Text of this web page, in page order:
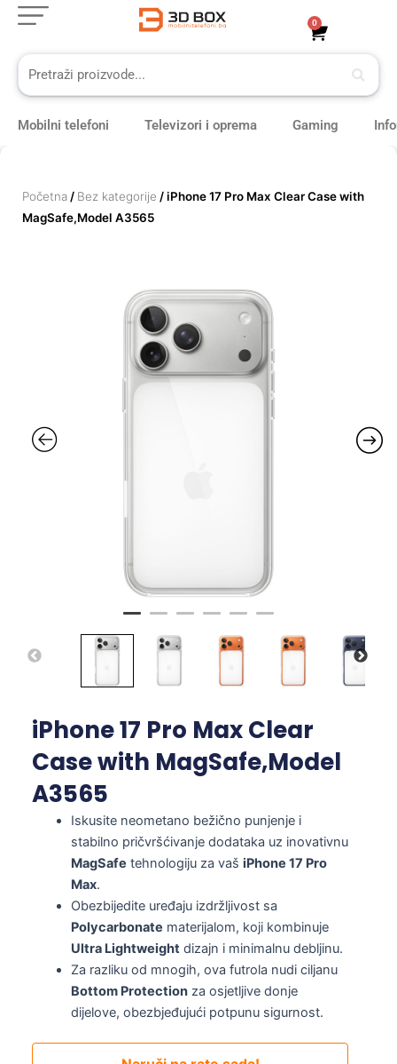
Skip
content
0
Cart
Mobilni telefoni Televizori i oprema Gaming
Početna / Bez kategorije / iPhone 17 Pro Max Clear Case with
MagSafe,Model A3565
iPhone 17 Pro Max Clear
Case with MagSafe,Model
A3565
Iskusite neometano bežično punjenje i
stabilno pričvršćivanje dodataka uz inovativnu
MagSafe tehnologiju za vaš iPhone 17 Pro
Max.
Obezbijedite uređaju izdržljivost sa
Polycarbonate materijalom, koji kombinuje
Ultra Lightweightdizajn i minimalnu debljinu.
Za razliku od mnogih, ova futrola nudi ciljanu
Bottom Protectionza osjetljive donje
dijelove, obezbjeđujući potpunu sigurnost.